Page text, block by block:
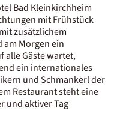
Bad Kleinkirchheim
mit Frühstück
zusätzlichem
am Morgen ein
alle Gäste wartet,
ein internationales
und Schmankerl der
Restaurant steht eine
und aktiver Tag